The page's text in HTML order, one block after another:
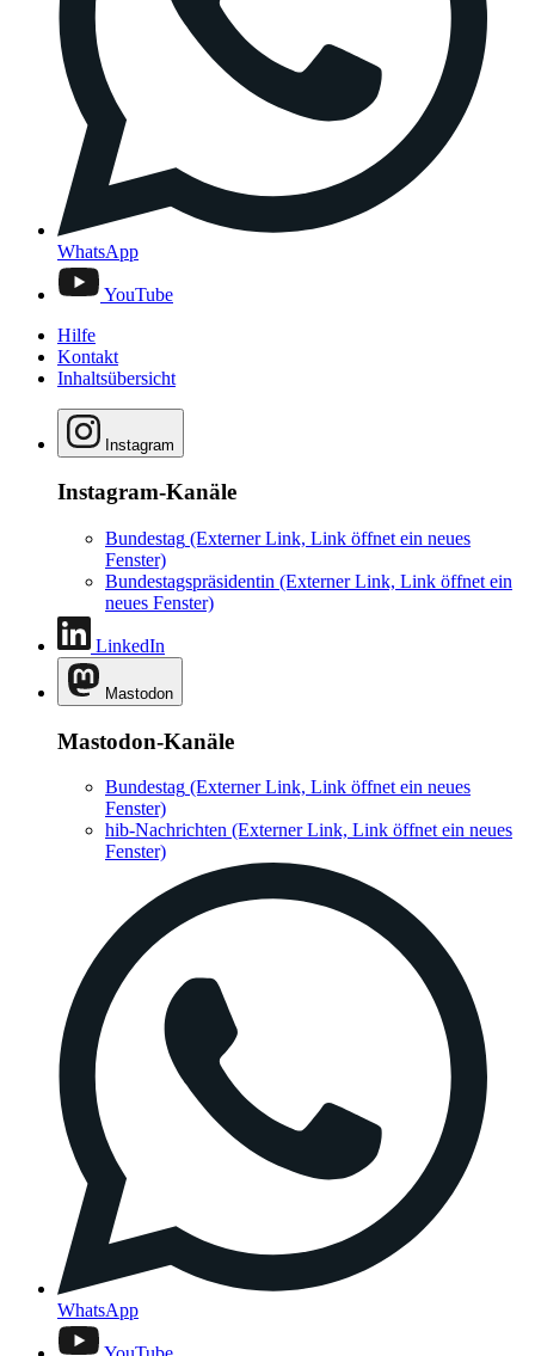
WhatsApp
YouTube
Hilfe
Kontakt
Inhaltsübersicht
Instagram
Instagram-Kanäle
Bundestag (Externer Link, Link öffnet ein neues
Fenster)
Bundestagspräsidentin (Externer Link, Link öffnet ein
neues Fenster)
LinkedIn
Mastodon
Mastodon-Kanäle
Bundestag (Externer Link, Link öffnet ein neues
Fenster)
hib-Nachrichten (Externer Link, Link öffnet ein neues
Fenster)
WhatsApp